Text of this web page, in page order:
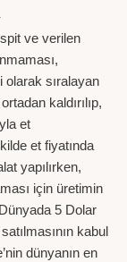
ve verilen
olarak sıralayan
kaldırılıp,
et
et fiyatında
yapılırken,
için üretimin
5 Dolar
kabul
dünyanın en